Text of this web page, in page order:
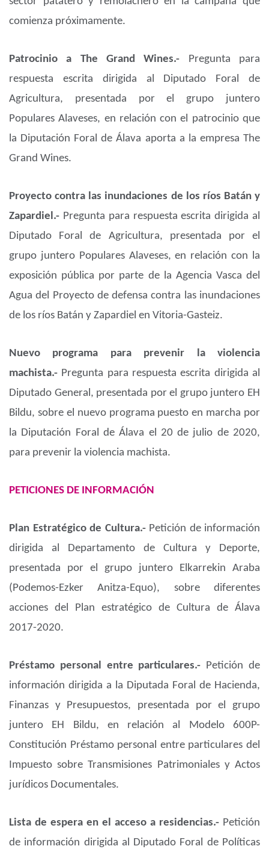
comienza próximamente.
Patrocinio a The Grand Wines.- Pregunta para
respuesta escrita dirigida al Diputado Foral de
Agricultura, presentada por el grupo juntero
Populares Alaveses, en relación con el patrocinio que
la Diputación Foral de Álava aporta a la empresa The
Grand Wines.
Proyecto contra las inundaciones de los ríos Batán y
Zapardiel.- Pregunta para respuesta escrita dirigida al
Diputado Foral de Agricultura, presentada por el
grupo juntero Populares Alaveses, en relación con la
exposición pública por parte de la Agencia Vasca del
Agua del Proyecto de defensa contra las inundaciones
de los ríos Batán y Zapardiel en Vitoria-Gasteiz.
Nuevo programa para prevenir la violencia
machista.- Pregunta para respuesta escrita dirigida al
Diputado General, presentada por el grupo juntero EH
Bildu, sobre el nuevo programa puesto en marcha por
la Diputación Foral de Álava el 20 de julio de 2020,
para prevenir la violencia machista.
PETICIONES DE INFORMACIÓN
Plan Estratégico de Cultura.- Petición de información
dirigida al Departamento de Cultura y Deporte,
presentada por el grupo juntero Elkarrekin Araba
(Podemos-Ezker Anitza-Equo), sobre diferentes
acciones del Plan estratégico de Cultura de Álava
2017-2020.
Préstamo personal entre particulares.- Petición de
información dirigida a la Diputada Foral de Hacienda,
Finanzas y Presupuestos, presentada por el grupo
juntero EH Bildu, en relación al Modelo 600P-
Constitución Préstamo personal entre particulares del
Impuesto sobre Transmisiones Patrimoniales y Actos
jurídicos Documentales.
Lista de espera en el acceso a residencias.- Petición
de información dirigida al Diputado Foral de Políticas